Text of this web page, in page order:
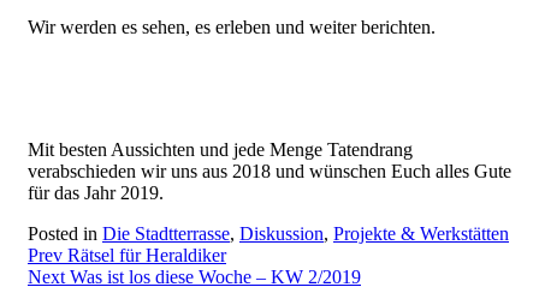
Wir werden es sehen, es erleben und weiter berichten.
Mit besten Aussichten und jede Menge Tatendrang
verabschieden wir uns aus 2018 und wünschen Euch alles Gute
für das Jahr 2019.
Posted in Die Stadtterrasse, Diskussion, Projekte & Werkstätten
Beitragsnavigation
Prev Rätsel für Heraldiker
Next Was ist los diese Woche – KW 2/2019